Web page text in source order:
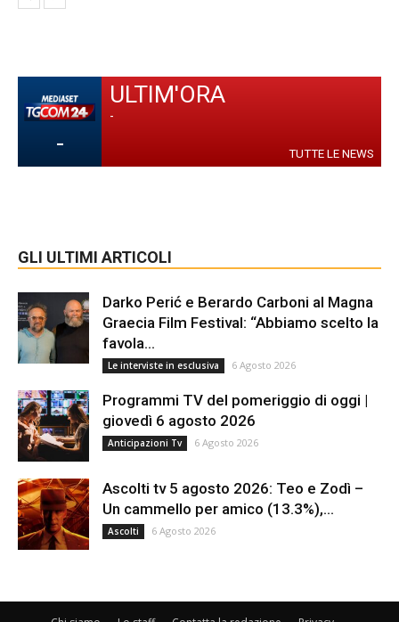
-
ULTIM'ORA
-
TUTTE LE NEWS
GLI ULTIMI ARTICOLI
Darko Perić e Berardo Carboni al Magna
Graecia Film Festival: “Abbiamo scelto la
favola...
Le interviste in esclusiva 6 Agosto 2026
Programmi TV del pomeriggio di oggi |
giovedì 6 agosto 2026
Anticipazioni Tv 6 Agosto 2026
Ascolti tv 5 agosto 2026: Teo e Zodì –
Un cammello per amico (13.3%),...
Ascolti 6 Agosto 2026